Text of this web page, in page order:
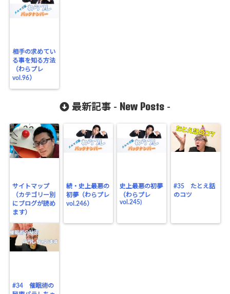
相手の求めてい
る事を知る方法
（わらプレ
vol.96）
最新記事 - New Posts -
サイトマップ
（カテゴリー別
にブログが読め
ます）
続・史上最悪の
初夢（わらプレ
vol.246）
史上最悪の初夢
（わらプレ
vol.245)
#35 たとえ話
のコツ
#34 催眠術の